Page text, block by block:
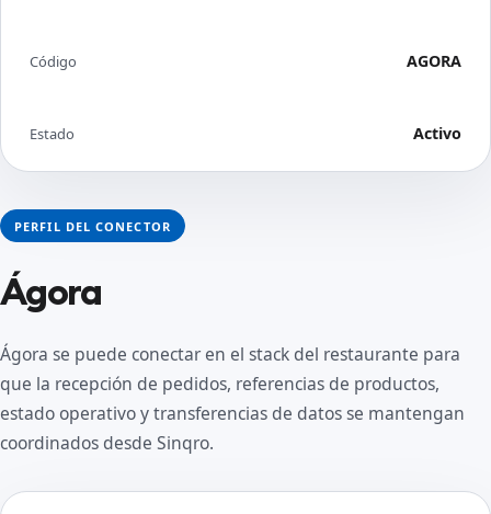
PERFIL DEL CONECTOR
Ágora
Ágora se puede conectar en el stack del restaurante para
que la recepción de pedidos, referencias de productos,
estado operativo y transferencias de datos se mantengan
coordinados desde Sinqro.
Código AGORA
Estado Activo